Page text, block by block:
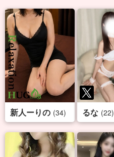
新人ーりの (34) るな (22)